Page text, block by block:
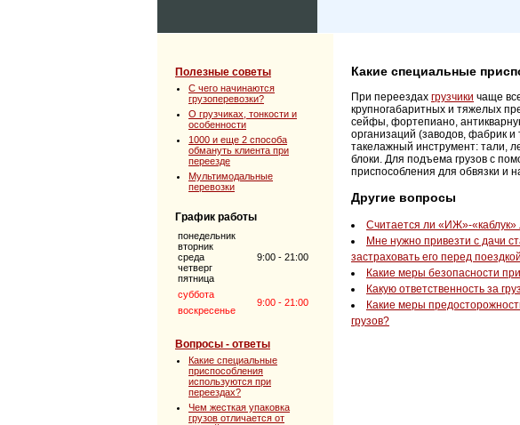
Полезные советы
C чего начинаются
грузоперевозки?
О грузчиках, тонкости и
особенности
1000 и еще 2 способа
обмануть клиента при
переезде
Мультимодальные
перевозки
График работы
понедельник
вторник
среда
четверг
пятница
9:00 - 21:00
суббота
9:00 - 21:00
воскресенье
Вопросы - ответы
Какие специальные
приспособления
используются при
переездах?
Чем жесткая упаковка
грузов отличается от
Какие специальные
При переездах грузчики чаще
крупногабаритных и тяжелых
сейфы, фортепиано,
организаций (заводов, фабрик
такелажный инструмент: тали,
блоки. Для подъема грузов с
приспособления для обвязки и
Другие вопросы
Считается ли «ИЖ»-«каблук»
Мне нужно привезти с дачи
застраховать его перед
Какие меры безопасности
Какую ответственность за
Какие меры
грузов?